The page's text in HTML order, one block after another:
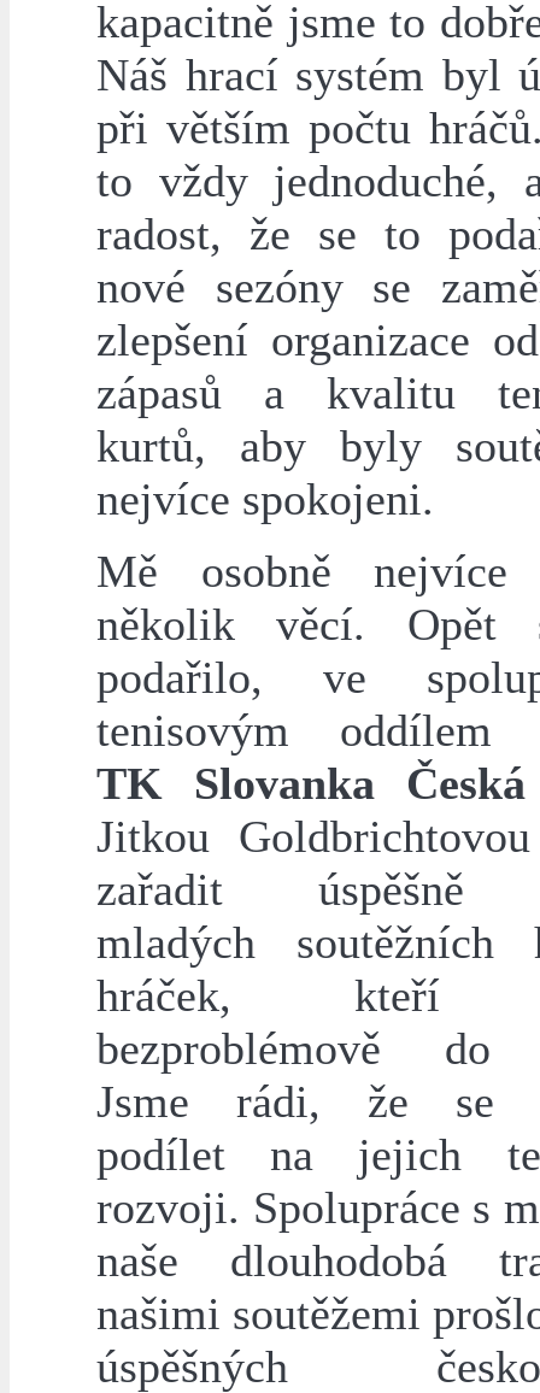
kapacitně jsme to
Náš hrací systém byl
při větším počtu
to vždy jednoduché,
radost, že se to
nové sezóny se
zlepšení organizace
zápasů a kvalitu
kurtů, aby byly
nejvíce spokojeni.
Mě osobně nejvíce
několik věcí. Opět
podařilo, ve
tenisovým oddílem
TK Slovanka
Jitkou
zařadit úspěšně
mladých soutěžních
hráček, kteří
bezproblémově do
Jsme rádi, že se
podílet na jejich
rozvoji. Spolupráce s
naše dlouhodobá
našimi soutěžemi
úspěšných